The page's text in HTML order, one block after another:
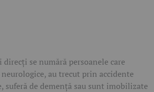
se numără persoanele care
au trecut prin accidente
suferă de demență sau sunt imobilizate